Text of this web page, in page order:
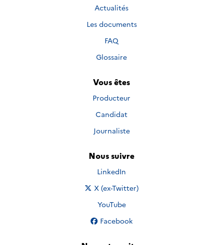
Actualités
Les documents
FAQ
Glossaire
Vous êtes
Producteur
Candidat
Journaliste
Nous suivre
Nous suivre sur
LinkedIn
Nous suivre sur
X (ex-Twitter)
Nous suivre sur
YouTube
Nous suivre sur
Facebook